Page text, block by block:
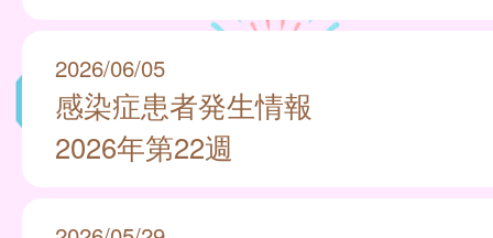
2026/06/05
感染症患者発生情報
2026年第22週